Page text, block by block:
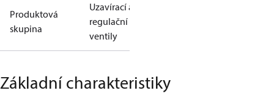
Produktová
skupina
Uzavírací a
regulační
ventily
Základní charakteristiky